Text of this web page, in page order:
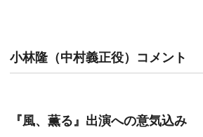
小林隆（中村義正役）コメント
『風、薫る』出演への意気込み